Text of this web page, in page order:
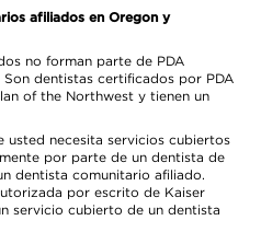
afiliados en Oregon y
no forman parte de PDA
dentistas certificados por PDA
of the Northwest y tienen un
usted necesita servicios cubiertos
por parte de un dentista de
dentista comunitario afiliado.
por escrito de Kaiser
servicio cubierto de un dentista